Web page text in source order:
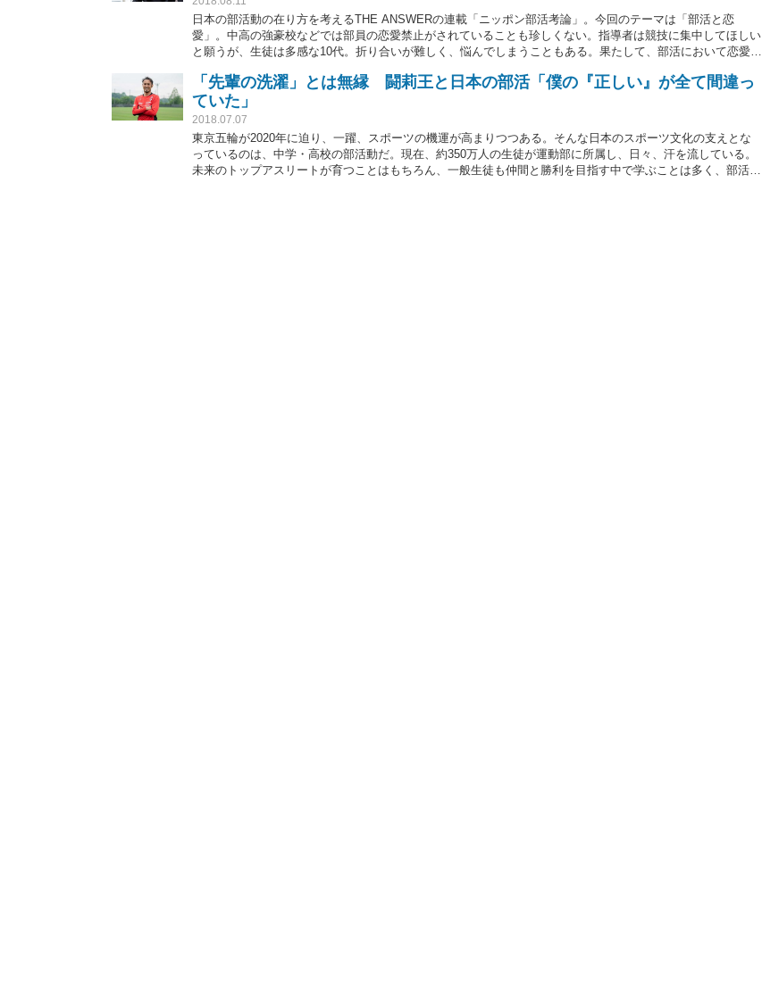
日本の部活動の在り方を考えるTHE ANSWERの連載「ニッポン部活考論」。今回のテーマは「部活と恋
愛」。中高の強豪校などでは部員の恋愛禁止がされていることも珍しくない。指導者は競技に集中してほしい
と願うが、生徒は多感な10代。折り合いが難しく、悩んでしまうこともある。果たして、部活において恋愛は
「先輩の洗濯」とは無縁 闘莉王と日本の部活「僕の『正しい』が全て間違っ
ていた」
2018.07.07
東京五輪が2020年に迫り、一躍、スポーツの機運が高まりつつある。そんな日本のスポーツ文化の支えとな
っているのは、中学・高校の部活動だ。現在、約350万人の生徒が運動部に所属し、日々、汗を流している。
未来のトップアスリートが育つことはもちろん、一般生徒も仲間と勝利を目指す中で学ぶことは多く、部活で